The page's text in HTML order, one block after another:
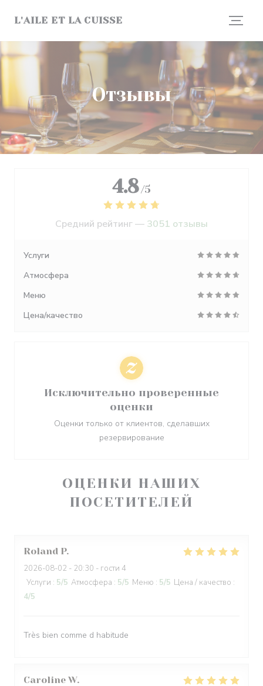
L'AILE ET LA CUISSE
Отзывы
ОЦЕНКИ НАШИХ
ПОСЕТИТЕЛЕЙ
Roland P
2026-08-02 - 20:30 - гости 4
Услуги : 5/5 Атмосфера : 5/5 Меню : 5/5 Цена / качество :
4/5
Très bien comme d habitude
Caroline W
4.8 /5
Средний рейтинг — 3051 отзывы
Услуги
Атмосфера
Меню
Цена/качество
Исключительно проверенные
оценки
Оценки только от клиентов, сделавших
резервирование